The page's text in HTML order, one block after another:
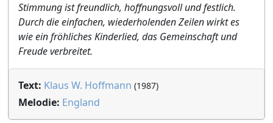
Stimmung ist freundlich, hoffnungsvoll und festlich.
Durch die einfachen, wiederholenden Zeilen wirkt es
wie ein fröhliches Kinderlied, das Gemeinschaft und
Freude verbreitet.
Text: Klaus W. Hoffmann (1987)
Melodie: England